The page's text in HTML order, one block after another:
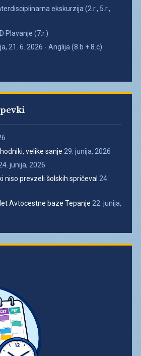
ekskurzija (2.r., 5.r.,
Plavanje (7.r.)
21. 6. 2026 - Anglija (8.b + 8.c)
velike sanje 29. junija, 2026
junija, 2026
niso prevzeli šolskih spričeval 24.
Avtocestne baze Tepanje 22. junija,